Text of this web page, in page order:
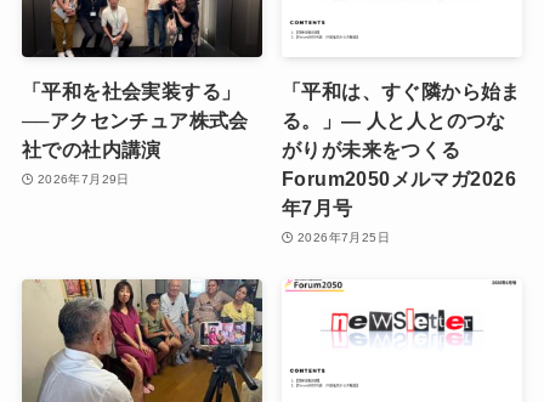
「平和を社会実装する」
──アクセンチュア株式会
社での社内講演
2026年7月29日
「平和は、すぐ隣から始ま
る。」― 人と人とのつな
がりが未来をつくる
Forum2050メルマガ2026
年7月号
2026年7月25日